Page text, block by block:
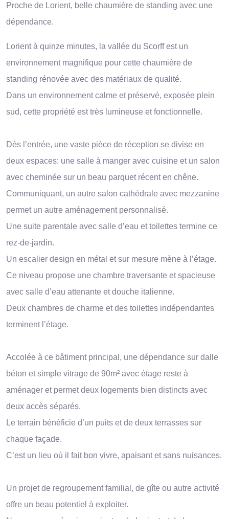
Proche de Lorient, belle chaumière de standing avec une
dépendance.
Lorient à quinze minutes, la vallée du Scorff est un
environnement magnifique pour cette chaumière de
standing rénovée avec des matériaux de qualité.
Dans un environnement calme et préservé, exposée plein
sud, cette propriété est très lumineuse et fonctionnelle.
Dès l’entrée, une vaste pièce de réception se divise en
deux espaces: une salle à manger avec cuisine et un salon
avec cheminée sur un beau parquet récent en chêne.
Communiquant, un autre salon cathédrale avec mezzanine
permet un autre aménagement personnalisé.
Une suite parentale avec salle d’eau et toilettes termine ce
rez-de-jardin.
Un escalier design en métal et sur mesure mène à l’étage.
Ce niveau propose une chambre traversante et spacieuse
avec salle d’eau attenante et douche italienne.
Deux chambres de charme et des toilettes indépendantes
terminent l’étage.
Accolée à ce bâtiment principal, une dépendance sur dalle
béton et simple vitrage de 90m² avec étage reste à
aménager et permet deux logements bien distincts avec
deux accès séparés.
Le terrain bénéficie d’un puits et de deux terrasses sur
chaque façade.
C’est un lieu où il fait bon vivre, apaisant et sans nuisances.
Un projet de regroupement familial, de gîte ou autre activité
offre un beau potentiel à exploiter.